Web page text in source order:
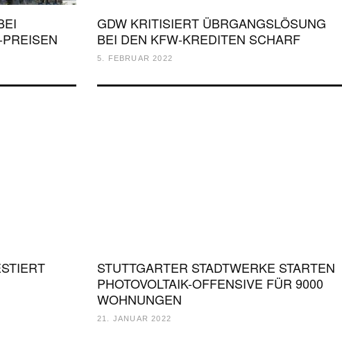
GDW KRITISIERT ÜBRGANGSLÖSUNG
BEI DEN KFW-KREDITEN SCHARF
5. FEBRUAR 2022
STUTTGARTER STADTWERKE STARTEN
PHOTOVOLTAIK-OFFENSIVE FÜR 9000
WOHNUNGEN
21. JANUAR 2022